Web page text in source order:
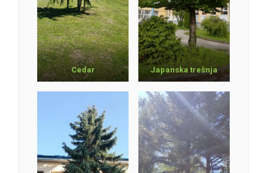
Cedar Japanska trešnja